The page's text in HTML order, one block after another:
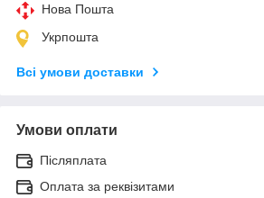
Нова Пошта
Укрпошта
Всі умови доставки
Умови оплати
Післяплата
Оплата за реквізитами